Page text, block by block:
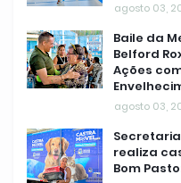
agosto 03,
Baile da
Belford
Ações
agosto 03,
realiza
Bom